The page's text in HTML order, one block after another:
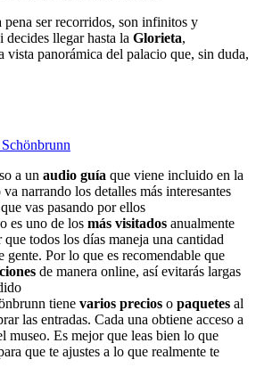
pena ser recorridos, son infinitos y
decides llegar hasta la Glorieta,
vista panorámica del palacio que, sin duda,
a un audio guía que viene incluido en la
narrando los detalles más interesantes
vas pasando por ellos
es uno de los más visitados anualmente
todos los días maneja una cantidad
gente. Por lo que es recomendable que
de manera online, así evitarás largas
tiene varios precios o paquetes al
las entradas. Cada una obtiene acceso a
museo. Es mejor que leas bien lo que
que te ajustes a lo que realmente te